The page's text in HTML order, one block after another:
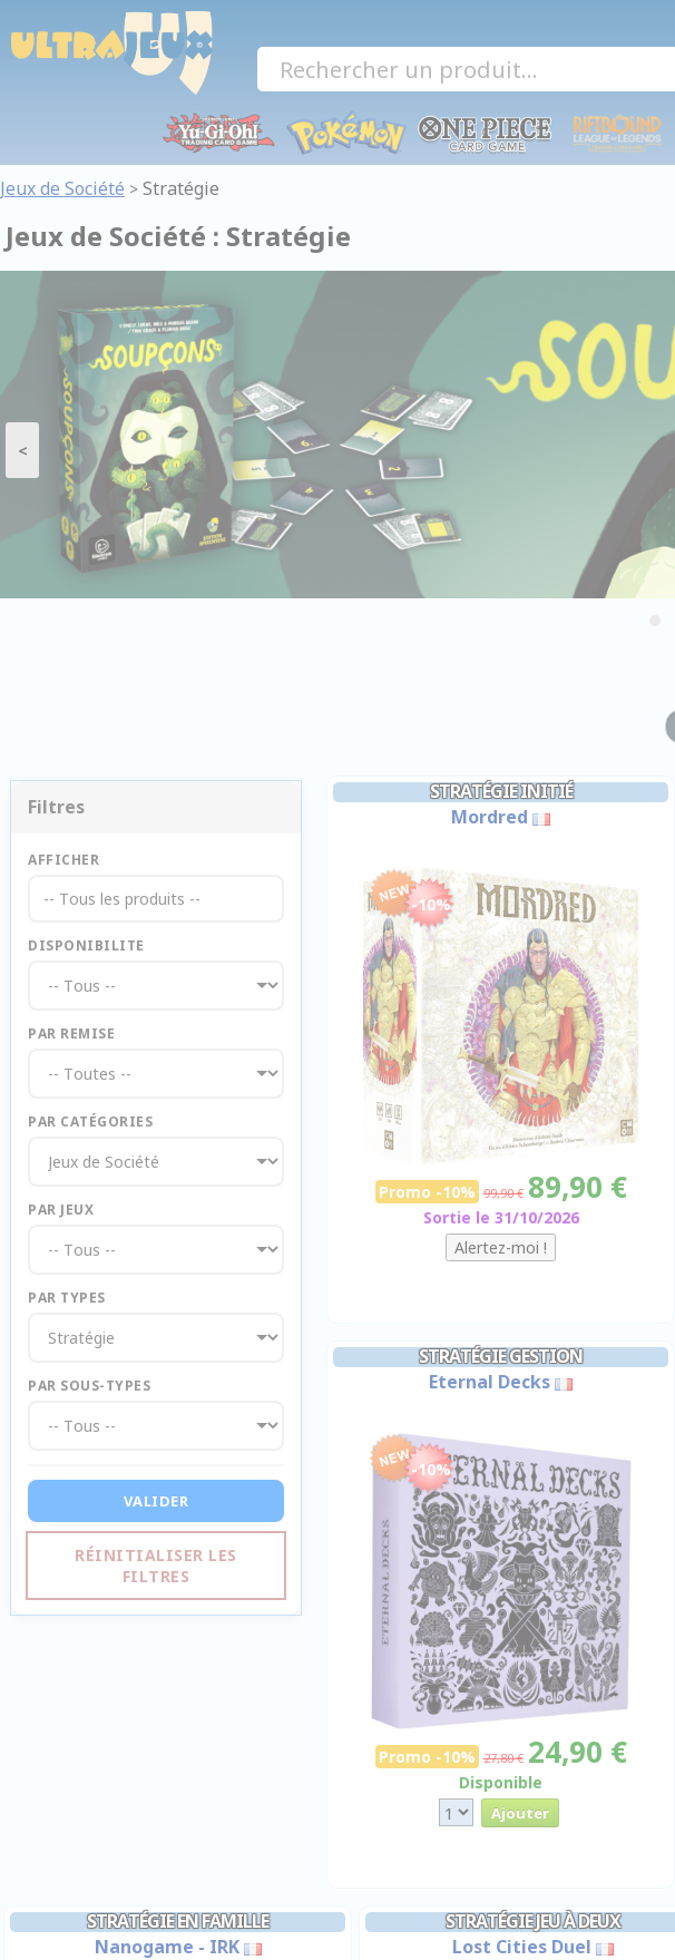
Jeux de Société > Stratégie
Jeux de Société : Stratégie
<
Filtres
AFFICHER
-- Tous les produits --
DISPONIBILITE
PAR REMISE
PAR CATÉGORIES
PAR JEUX
PAR TYPES
PAR SOUS-TYPES
VALIDER
RÉINITIALISER LES
FILTRES
STRATÉGIE INITIÉ
Mordred
-10%
Promo -10% 99,90 € 89,90 €
Sortie le 31/10/2026
STRATÉGIE GESTION
Eternal Decks
-10%
Promo -10% 27,80 € 24,90 €
Disponible
STRATÉGIE EN FAMILLE
Nanogame - IRK
STRATÉGIE JEU À DEUX
Lost Cities Duel
Panneau de gestion des cookies